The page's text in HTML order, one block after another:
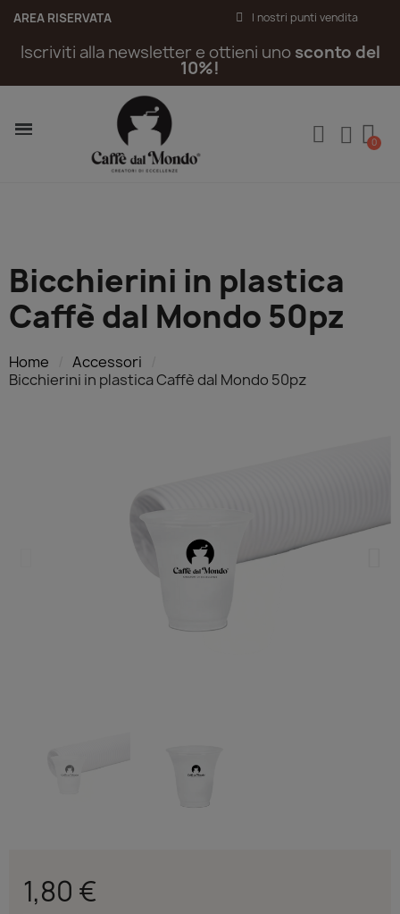
AREA RISERVATA I nostri punti vendita
Iscriviti alla newsletter e ottieni unosconto del
10%!
Bicchierini in plastica
Caffè dal Mondo 50pz
Home
Accessori
Bicchierini in plastica Caffè dal Mondo 50pz
1,80 €